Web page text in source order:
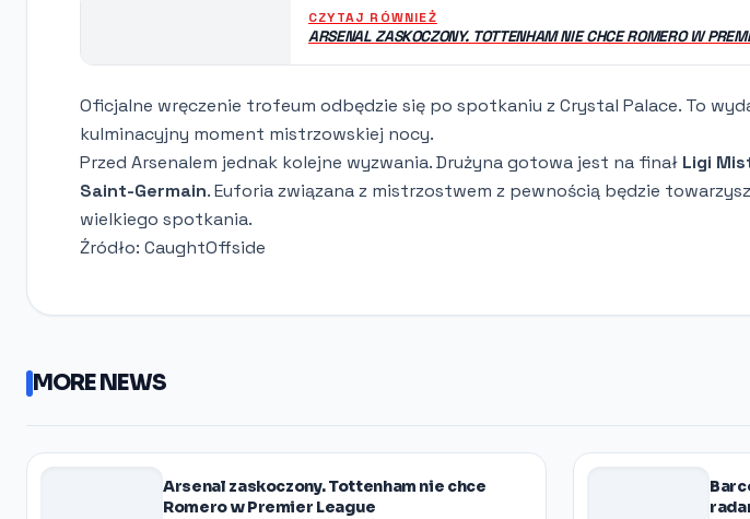
CZYTAJ RÓWNIEŻ
ARSENAL ZASKOCZONY. TOTTENHAM NIE CHCE ROMERO W
Oficjalne wręczenie trofeum odbędzie się po spotkaniu z Crystal Palace. To
kulminacyjny moment mistrzowskiej nocy.
Przed Arsenalem jednak kolejne wyzwania. Drużyna gotowa jest na finał Ligi
Saint-Germain. Euforia związana z mistrzostwem z pewnością będzie
wielkiego spotkania.
Źródło: CaughtOffside
MORE NEWS
Arsenal zaskoczony. Tottenham nie chce
Romero w Premier League